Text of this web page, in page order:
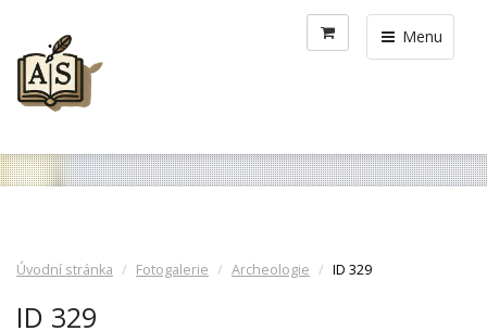
Menu
Úvodní stránka Fotogalerie Archeologie ID 329
ID 329